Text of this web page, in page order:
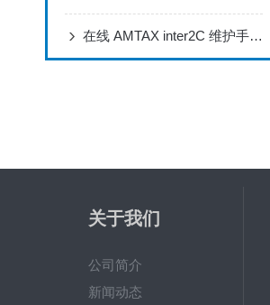
在线 AMTAX inter2C 维护手册主要事项
关于我们
公司简介
新闻动态